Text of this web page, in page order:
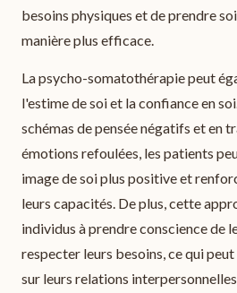
besoins physiques et de prendre
manière plus efficace.
La psycho-somatothérapie peut
l'estime de soi et la confiance en
schémas de pensée négatifs et en
émotions refoulées, les patients
image de soi plus positive et
leurs capacités. De plus, cette
individus à prendre conscience de
respecter leurs besoins, ce qui
sur leurs relations